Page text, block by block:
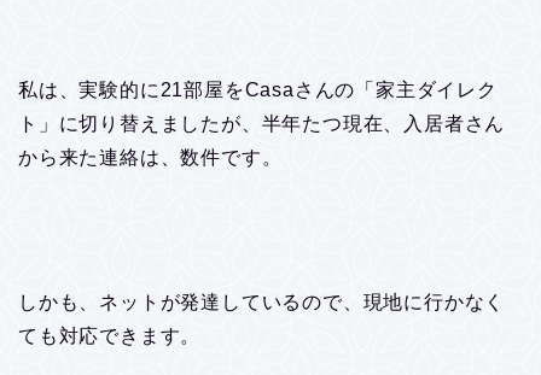
私は、実験的に21部屋をCasaさんの「家主ダイレク
ト」に切り替えましたが、半年たつ現在、入居者さん
から来た連絡は、数件です。
しかも、ネットが発達しているので、現地に行かなく
ても対応できます。